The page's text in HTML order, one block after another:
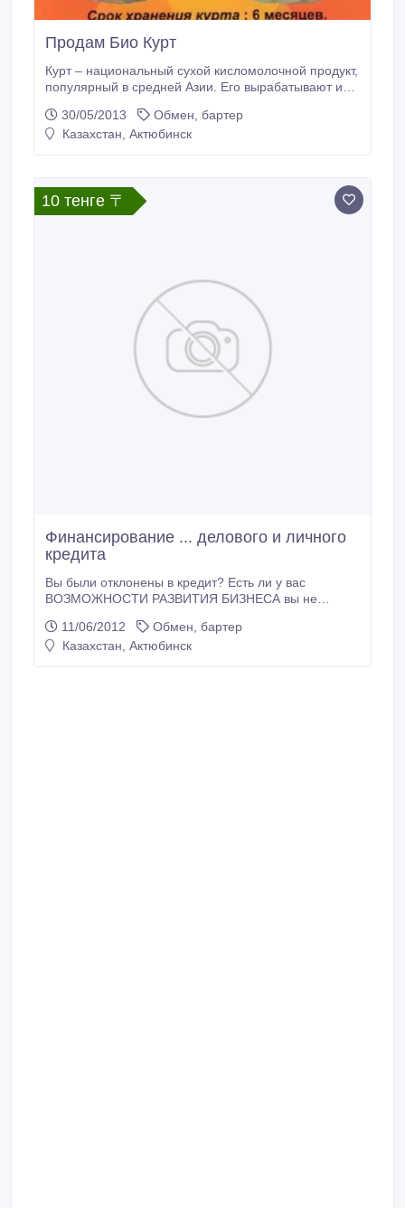
Продам Био Курт
Курт – национальный сухой кисломолочной продукт,
популярный в средней Азии. Его вырабатывают из
обладает уникальным составом: полноценные
молочные белки, биологически активные вещества,
способствует росту человека, укреплению
иммунитета и обновлению клеток, а также
омоложению кожи.
30/05/2013
Обмен, бартер
Казахстан, Актюбинск
10 тенге 〒
Финансирование ... делового и личного
кредита
Вы были отклонены в кредит? Есть ли у вас
ВОЗМОЖНОСТИ РАЗВИТИЯ БИЗНЕСА вы не
чтобы удовлетворить ваши требования! Бизнес-
кредиты утвержденные как можно быстрее "Нет
11/06/2012
Обмен, бартер
Казахстан, Актюбинск